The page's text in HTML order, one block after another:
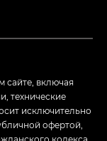
сайте, включая
технические
исключительно
офертой,
кодекса